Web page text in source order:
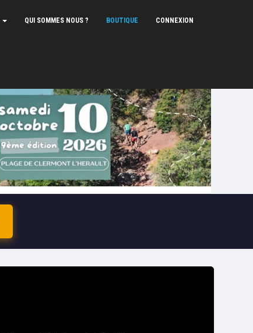
QUI SOMMES NOUS ? BOUTIQUE CONNEXION